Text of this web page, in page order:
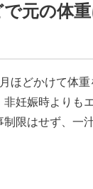
元の体
ほどかけて体重
妊娠時よりも
限はせず、一